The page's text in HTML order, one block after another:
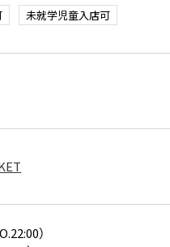
未就学児童入店可
）